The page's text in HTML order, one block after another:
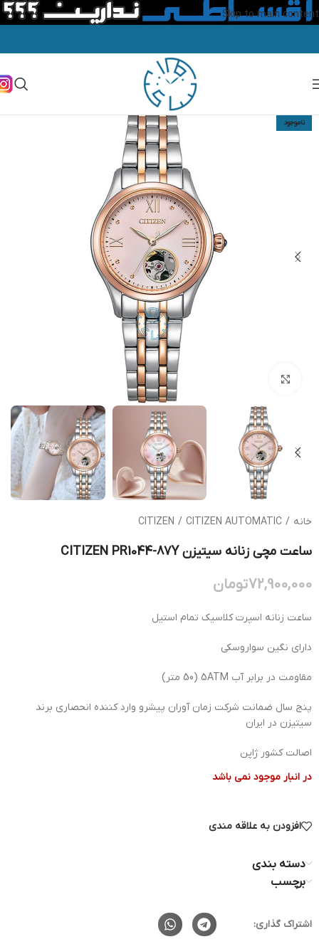
Skip to main content
ناموجود
خانه /
CITIZEN / CITIZEN AUTOMATIC
ساعت مچی زنانه سیتیزن CITIZEN PR1044-87Y
72,900,000تومان
ساعت زنانه اسپرت کلاسیک تمام استیل
دارای نگین سواروسکی
مقاومت در برابر آب 5ATM (50 متر)
پنج سال ضمانت شرکت زمان آوران پیشرو وارد کننده انحصاری برند
سیتیزن در ایران
اصالت کشور ژاپن
در انبار موجود نمی باشد
افزودن به علاقه مندی
دسته بندی
برچسب
اشتراک گذاری: